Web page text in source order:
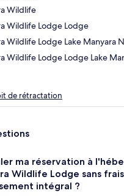
Wildlife
Wildlife Lodge Lodge
Wildlife Lodge Lake Manyara
Wildlife Lodge Lodge Lake
de rétractation
ma réservation à
Wildlife Lodge sans
intégral ?